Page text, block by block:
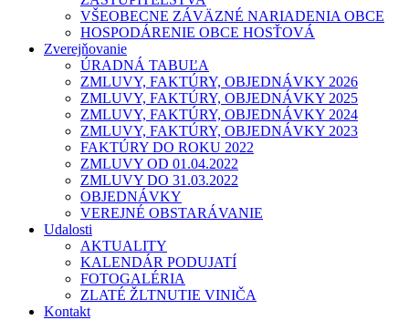
VŠEOBECNE ZÁVÄZNÉ NARIADENIA OBCE
HOSPODÁRENIE OBCE HOSŤOVÁ
Zverejňovanie
ÚRADNÁ TABUĽA
ZMLUVY, FAKTÚRY, OBJEDNÁVKY 2026
ZMLUVY, FAKTÚRY, OBJEDNÁVKY 2025
ZMLUVY, FAKTÚRY, OBJEDNÁVKY 2024
ZMLUVY, FAKTÚRY, OBJEDNÁVKY 2023
FAKTÚRY DO ROKU 2022
ZMLUVY OD 01.04.2022
ZMLUVY DO 31.03.2022
OBJEDNÁVKY
VEREJNÉ OBSTARÁVANIE
Udalosti
AKTUALITY
KALENDÁR PODUJATÍ
FOTOGALÉRIA
ZLATÉ ŽLTNUTIE VINIČA
Kontakt